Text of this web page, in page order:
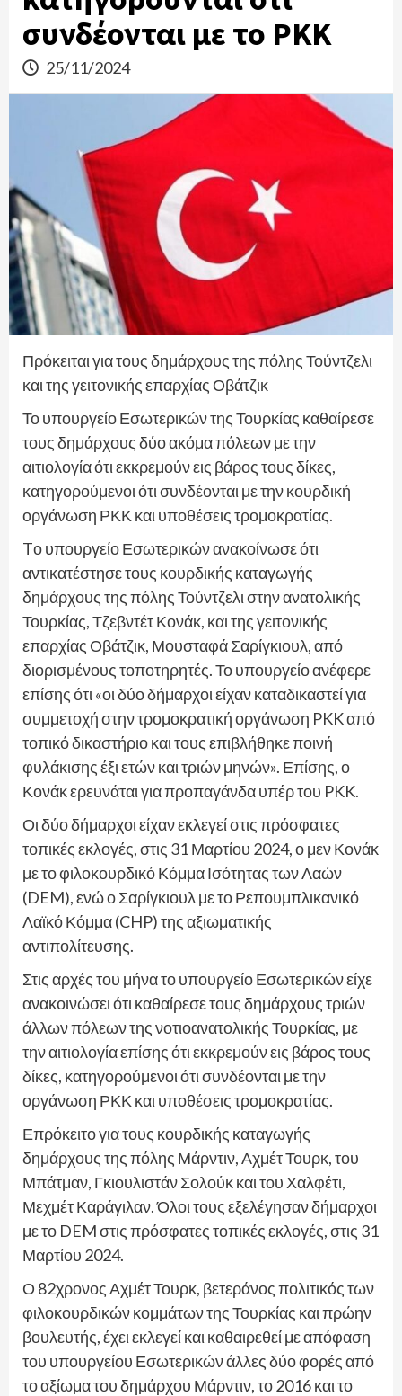
συνδέονται με το PKK
25/11/2024
Πρόκειται για τους δημάρχους της πόλης Τούντζελι
και της γειτονικής επαρχίας Οβάτζικ
Το υπουργείο Εσωτερικών της Τουρκίας καθαίρεσε
τους δημάρχους δύο ακόμα πόλεων με την
αιτιολογία ότι εκκρεμούν εις βάρος τους δίκες,
κατηγορούμενοι ότι συνδέονται με την κουρδική
οργάνωση ΡΚΚ και υποθέσεις τρομοκρατίας.
Tο υπουργείο Εσωτερικών ανακοίνωσε ότι
αντικατέστησε τους κουρδικής καταγωγής
δημάρχους της πόλης Τούντζελι στην ανατολικής
Τουρκίας, Τζεβντέτ Κονάκ, και της γειτονικής
επαρχίας Οβάτζικ, Μουσταφά Σαρίγκιουλ, από
διορισμένους τοποτηρητές. Το υπουργείο ανέφερε
επίσης ότι «οι δύο δήμαρχοι είχαν καταδικαστεί για
συμμετοχή στην τρομοκρατική οργάνωση PKK από
τοπικό δικαστήριο και τους επιβλήθηκε ποινή
φυλάκισης έξι ετών και τριών μηνών». Επίσης, ο
Κονάκ ερευνάται για προπαγάνδα υπέρ του PKK.
Οι δύο δήμαρχοι είχαν εκλεγεί στις πρόσφατες
τοπικές εκλογές, στις 31 Μαρτίου 2024, ο μεν Κονάκ
με το φιλοκουρδικό Κόμμα Ισότητας των Λαών
(DEM), ενώ ο Σαρίγκιουλ με το Ρεπουμπλικανικό
Λαϊκό Κόμμα (CHP) της αξιωματικής
αντιπολίτευσης.
Στις αρχές του μήνα το υπουργείο Εσωτερικών είχε
ανακοινώσει ότι καθαίρεσε τους δημάρχους τριών
άλλων πόλεων της νοτιοανατολικής Τουρκίας, με
την αιτιολογία επίσης ότι εκκρεμούν εις βάρος τους
δίκες, κατηγορούμενοι ότι συνδέονται με την
οργάνωση ΡΚΚ και υποθέσεις τρομοκρατίας.
Επρόκειτο για τους κουρδικής καταγωγής
δημάρχους της πόλης Μάρντιν, Αχμέτ Τουρκ, του
Μπάτμαν, Γκιουλιστάν Σολούκ και του Χαλφέτι,
Μεχμέτ Καράγιλαν. Όλοι τους εξελέγησαν δήμαρχοι
με το DEM στις πρόσφατες τοπικές εκλογές, στις 31
Μαρτίου 2024.
Ο 82χρονος Αχμέτ Τουρκ, βετεράνος πολιτικός των
φιλοκουρδικών κομμάτων της Τουρκίας και πρώην
βουλευτής, έχει εκλεγεί και καθαιρεθεί με απόφαση
του υπουργείου Εσωτερικών άλλες δύο φορές από
το αξίωμα του δημάρχου Μάρντιν, το 2016 και το